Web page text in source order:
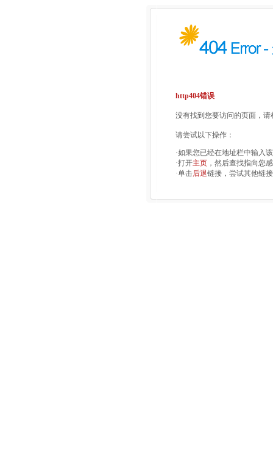
http404错误
没有找到您要访问的页面，
请尝试以下操作：
·如果您已经在地址栏中输入
·打开主页 ，然后查找指向您
·单击后退链接，尝试其他链